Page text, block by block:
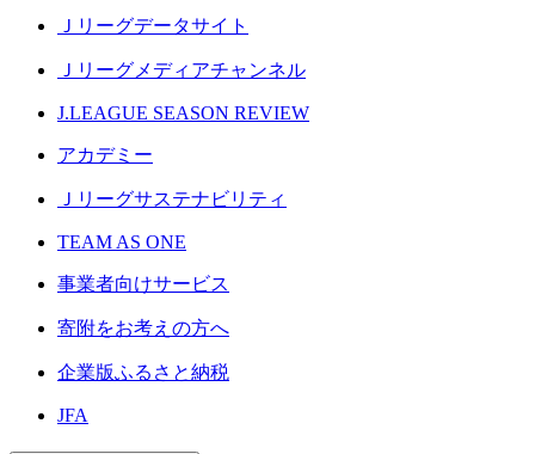
Ｊリーグデータサイト
Ｊリーグメディアチャンネル
J.LEAGUE SEASON REVIEW
アカデミー
Ｊリーグサステナビリティ
TEAM AS ONE
事業者向けサービス
寄附をお考えの方へ
企業版ふるさと納税
JFA